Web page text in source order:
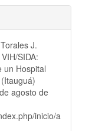
J.
SIDA:
un Hospital
agosto de
inicio/a